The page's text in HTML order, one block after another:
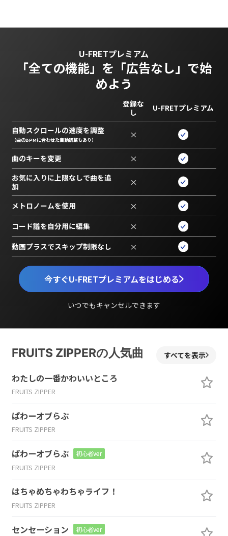
U-FRETプレミアム
「全ての機能」を 「広告なし」で始
めよう
今すぐU-FRETプレミアムをはじめる
いつでもキャンセルできます
登録な
し
U-FRETプレミアム
自動スクロールの速度を調整
（曲のBPMに合わせた自動調整もあり） ×
曲のキーを変更 ×
お気に入りに上限なしで曲を追
加
×
メトロノームを使用 ×
コード譜を自分用に編集 ×
動画プラスでスキップ制限なし ×
FRUITS ZIPPERの人気曲 すべてを表示
わたしの一番かわいいところ
FRUITS ZIPPER
ぱわーオブらぶ
FRUITS ZIPPER
ぱわーオブらぶ 初心者ver
FRUITS ZIPPER
はちゃめちゃわちゃライフ！
FRUITS ZIPPER
センセーション 初心者ver